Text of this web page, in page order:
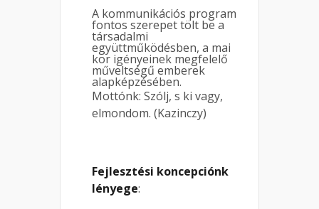
A kommunikációs program
fontos szerepet tölt be a
társadalmi
együttműködésben, a mai
kor igényeinek megfelelő
műveltségű emberek
alapképzésében.
Mottónk: Szólj, s ki vagy,
elmondom. (Kazinczy)
Fejlesztési koncepciónk
lényege: